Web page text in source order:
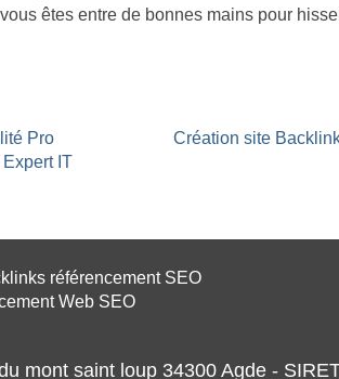
êtes entre de bonnes mains pour
Pro
IT
Création site
référencement SEO
Web SEO
mont saint loup 34300 Agde -